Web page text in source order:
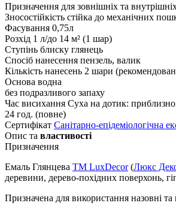
Призначення для зовнішніх та
Зносостійкість стійка до механічних
Фасування 0,75л
Розхід 1 л/до 14 м² (1 шар)
Ступінь блиску глянець
Спосіб нанесення пензель, валик
Кількість нанесень 2 шари
Основа водна
без подразливого запаху
Час висихання Суха на дотик:
24 год. (повне)
Сертифікат Санітарно-епідеміологічна
Опис та властивості
Призначення
Емаль Глянцева TM LuxDecor(Люкс
деревини, дерево-похідних поверхонь,
Призначена для використання назовні